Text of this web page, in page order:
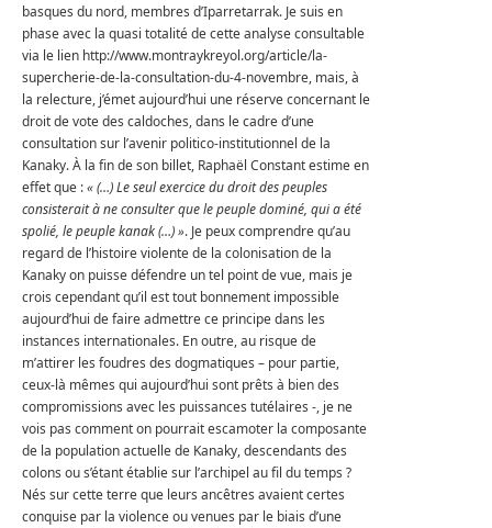
basques du nord, membres d’Iparretarrak. Je suis en
phase avec la quasi totalité de cette analyse consultable
via le lien http://www.montraykreyol.org/article/la-
supercherie-de-la-consultation-du-4-novembre, mais, à
la relecture, j’émet aujourd’hui une réserve concernant le
droit de vote des caldoches, dans le cadre d’une
consultation sur l’avenir politico-institutionnel de la
Kanaky. À la fin de son billet, Raphaël Constant estime en
effet que :« (…) Le seul exercice du droit des peuples
consisterait à ne consulter que le peuple dominé, qui a été
spolié, le peuple kanak (…) ». Je peux comprendre qu’au
regard de l’histoire violente de la colonisation de la
Kanaky on puisse défendre un tel point de vue, mais je
crois cependant qu’il est tout bonnement impossible
aujourd’hui de faire admettre ce principe dans les
instances internationales. En outre, au risque de
m’attirer les foudres des dogmatiques – pour partie,
ceux-là mêmes qui aujourd’hui sont prêts à bien des
compromissions avec les puissances tutélaires -, je ne
vois pas comment on pourrait escamoter la composante
de la population actuelle de Kanaky, descendants des
colons ou s’étant établie sur l’archipel au fil du temps ?
Nés sur cette terre que leurs ancêtres avaient certes
conquise par la violence ou venues par le biais d’une